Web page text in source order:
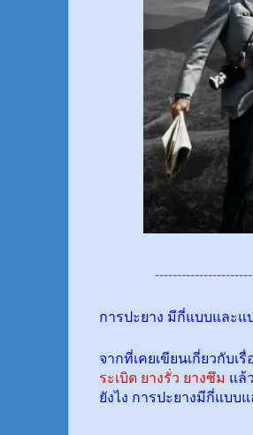
การปะยาง มีกี่แบบและ
จากที่เคยเขียนเกี่ยวกับเรื่
ระเบิด ยางรั่ว ยางซึม แล้
ยังไง การปะยางมีกี่แบบ